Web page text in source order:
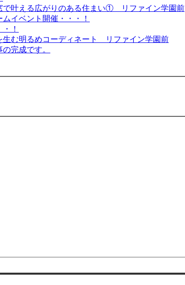
で叶える広がりのある住まい① リファイン学園前
イベント開催・・・！
！
生む明るめコーディネート リファイン学園前
完成です。